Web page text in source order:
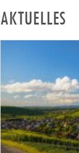
AKTUELLES